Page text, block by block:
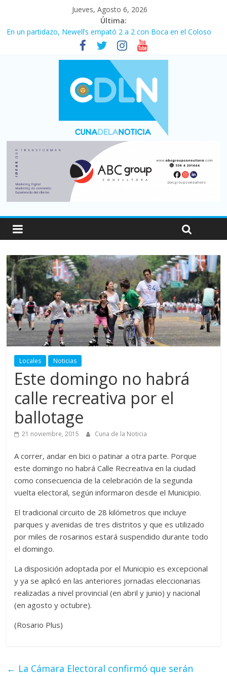
Jueves, Agosto 6, 2026
Última:
Pullaro mejora sus relaciones con el Gobierno nacional
En un partidazo, Newell’s empató 2 a 2 con Boca en el Coloso
Vacaciones de invierno con más movimiento y consumo
turístico: 4,6 millones de personas viajaron por el país, un 5,9%
Fuerte caída de la venta de autos usados en julio: bajó un 12,6%
Central venció 1 a 0 al River de Coudet en el Monumental
Locales Noticias
Este domingo no habrá
calle recreativa por el
ballotage
21 noviembre, 2015 Cuna de la Noticia
A correr, andar en bici o patinar a otra parte. Porque
este domingo no habrá Calle Recreativa en la ciudad
como consecuencia de la celebración de la segunda
vuelta electoral, según informaron desde el Municipio.
El tradicional circuito de 28 kilómetros que incluye
parques y avenidas de tres distritos y que es utilizado
por miles de rosarinos estará suspendido durante todo
el domingo.
La disposición adoptada por el Municipio es excepcional
y ya se aplicó en las anteriores jornadas eleccionarias
realizadas a nivel provincial (en abril y junio) y nacional
(en agosto y octubre).
(Rosario Plus)
← La Cámara Electoral confirmó que serán